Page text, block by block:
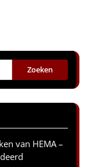
Zoeken
van HEMA –